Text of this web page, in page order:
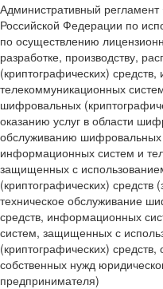
Административный
Российской Федерации по
по осуществлению
разработке, производству,
(криптографических)
телекоммуникационных
шифровальных
оказанию услуг в области
обслуживанию шифровальных
информационных систем и
защищенных с
(криптографических) средств
техническое обслуживание
средств, информационных
систем, защищенных с
(криптографических)
собственных нужд
предпринимателя)